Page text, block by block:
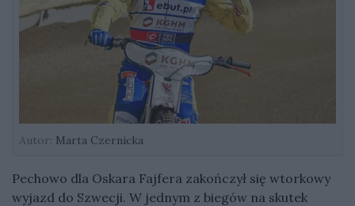
Autor: Marta Czernicka
Pechowo dla Oskara Fajfera zakończył się wtorkowy
wyjazd do Szwecji. W jednym z biegów na skutek